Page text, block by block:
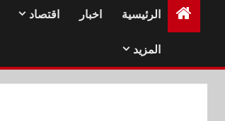
الرئيسية اخبار اقتصاد
المزيد